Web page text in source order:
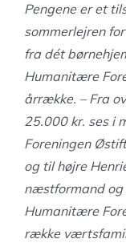
Pengene er et
sommerlejren
fra dét
Humanitære
årrække. – Fra
25.000 kr. ses i
Foreningen
og til højre
næstformand
Humanitære
række